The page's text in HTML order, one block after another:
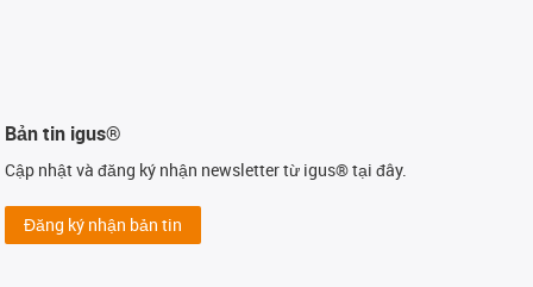
Bản tin igus®
Cập nhật và đăng ký nhận newsletter từ igus® tại đây.
Đăng ký nhận bản tin